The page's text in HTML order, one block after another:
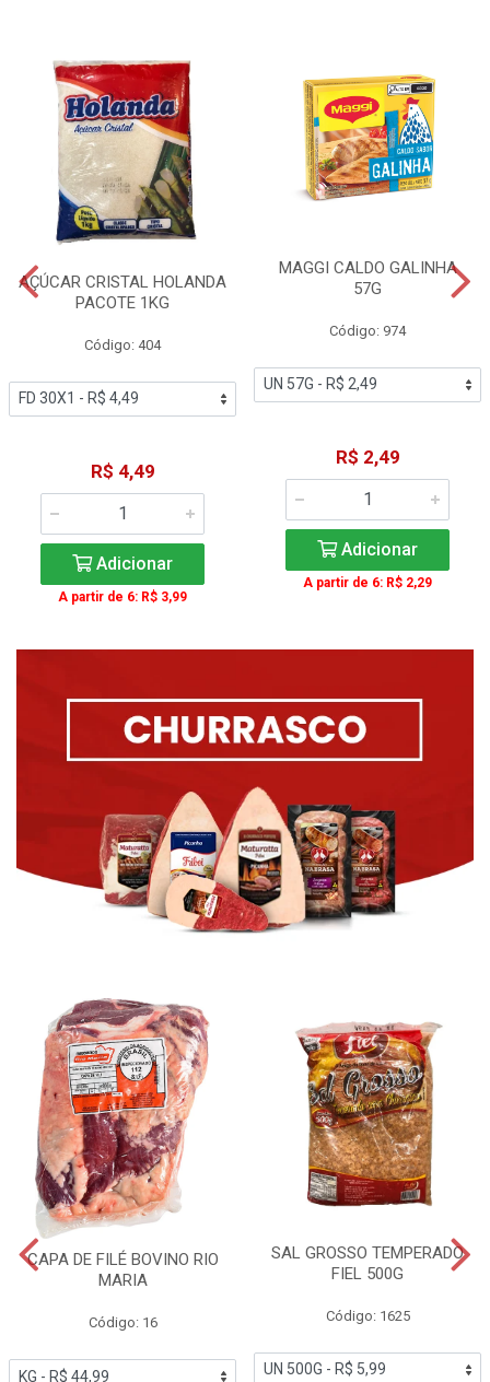
AÇÚCAR CRISTAL HOLANDA
PACOTE 1KG
Código: 404
R$ 4,49
Adicionar
A partir de 6: R$ 3,99
MAGGI CALDO GALINHA
57G
Código: 974
R$ 2,49
Adicionar
A partir de 6: R$ 2,29
CAPA DE FILÉ BOVINO RIO
MARIA
Código: 16
SAL GROSSO TEMPERADO
FIEL 500G
Código: 1625